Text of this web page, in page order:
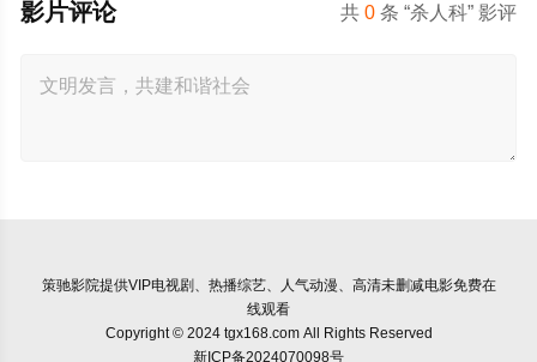
共0 条 “杀人科” 影评
影片评论
策驰影院提供VIP电视剧、热播综艺、人气动漫、高清未删减电影免费在
线观看
Copyright © 2024 tgx168.com All Rights Reserved
新ICP备2024070098号